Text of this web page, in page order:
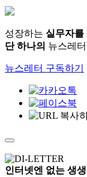
성장하는 실무자를
단 하나의 뉴스레터
뉴스레터 구독하기
인터넷엔 없는 생